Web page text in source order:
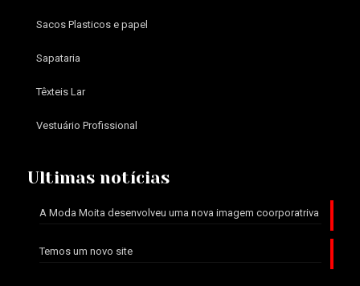
Sacos Plasticos e papel
Sapataria
Têxteis Lar
Vestuário Profissional
Ultimas notícias
A Moda Moita desenvolveu uma nova imagem coorporatriva
Temos um novo site